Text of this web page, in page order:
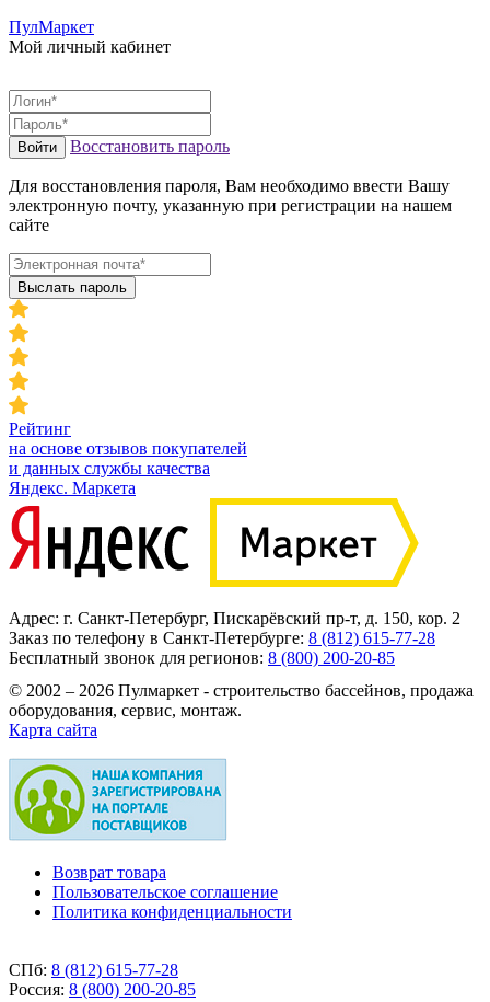
ПулМаркет
Мой личный кабинет
Войти Восстановить пароль
Для восстановления пароля, Вам необходимо ввести Вашу
электронную почту, указанную при регистрации на нашем
сайте
Выслать пароль
Рейтинг
на основе отзывов покупателей
и данных службы качества
Яндекс. Маркета
Адрес: г. Санкт-Петербург, Пискарёвский пр-т, д. 150, кор. 2
Заказ по телефону в Санкт-Петербурге: 8 (812) 615-77-28
Бесплатный звонок для регионов: 8 (800) 200-20-85
© 2002 – 2026 Пулмаркет - строительство бассейнов, продажа
оборудования, сервис, монтаж.
Карта сайта
Возврат товара
Пользовательское соглашение
Политика конфиденциальности
СПб: 8 (812) 615-77-28
Россия: 8 (800) 200-20-85